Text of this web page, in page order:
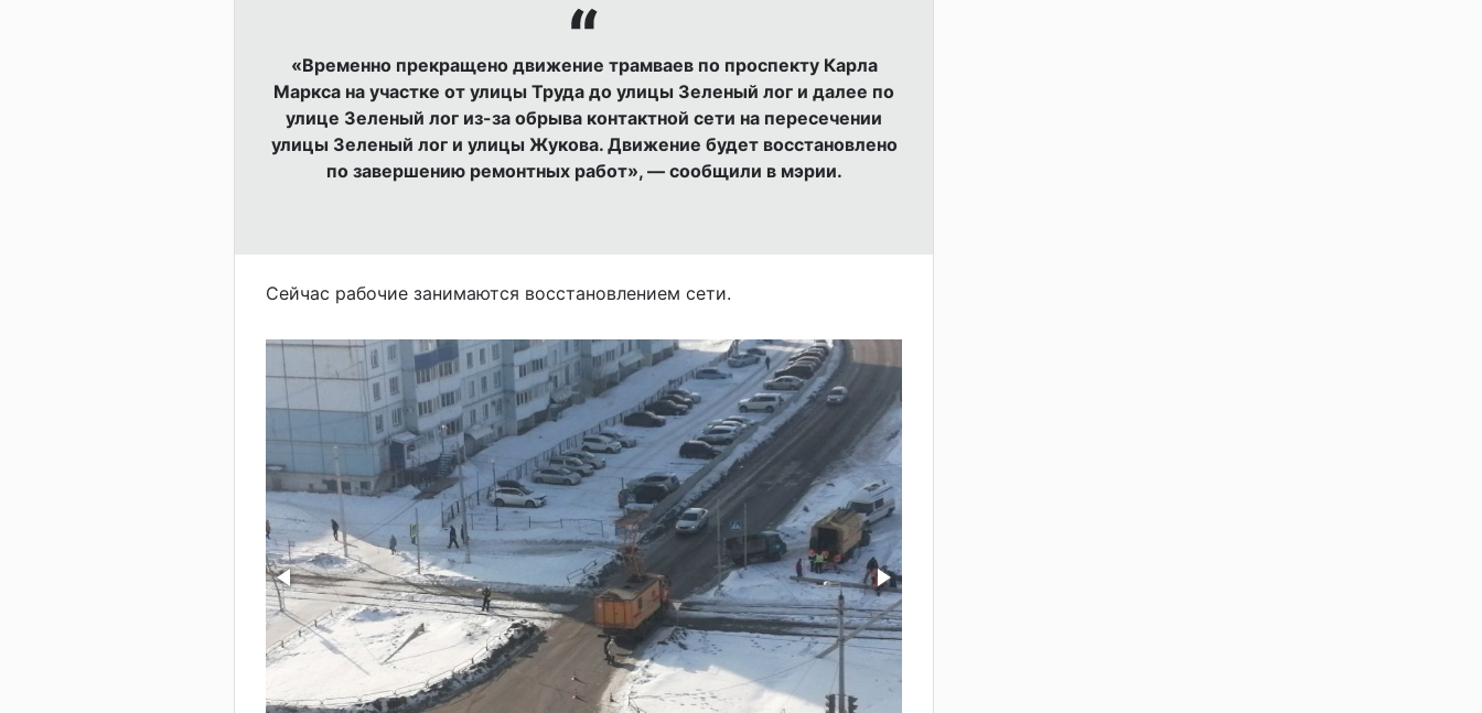
«Временно прекращено движение трамваев по проспекту Карла
Маркса на участке от улицы Труда до улицы Зеленый лог и далее по
улице Зеленый лог из-за обрыва контактной сети на пересечении
улицы Зеленый лог и улицы Жукова. Движение будет восстановлено
по завершению ремонтных работ», — сообщили в мэрии.
Сейчас рабочие занимаются восстановлением сети.